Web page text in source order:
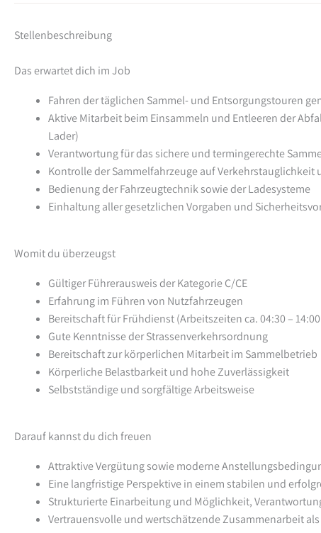
Stellenbeschreibung
Das erwartet dich im Job
Fahren der täglichen Sammel- und Entsorgungstouren
Aktive Mitarbeit beim Einsammeln und Entleeren der
Lader)
Verantwortung für das sichere und termingerechte
Kontrolle der Sammelfahrzeuge auf Verkehrstauglichkeit
Bedienung der Fahrzeugtechnik sowie der Ladesysteme
Einhaltung aller gesetzlichen Vorgaben und
Womit du überzeugst
Gültiger Führerausweis der Kategorie C/CE
Erfahrung im Führen von Nutzfahrzeugen
Bereitschaft für Frühdienst (Arbeitszeiten ca. 04:30 –
Gute Kenntnisse der Strassenverkehrsordnung
Bereitschaft zur körperlichen Mitarbeit im Sammelbetrieb
Körperliche Belastbarkeit und hohe Zuverlässigkeit
Selbstständige und sorgfältige Arbeitsweise
Darauf kannst du dich freuen
Attraktive Vergütung sowie moderne
Eine langfristige Perspektive in einem stabilen und
Strukturierte Einarbeitung und Möglichkeit,
Vertrauensvolle und wertschätzende Zusammenarbeit